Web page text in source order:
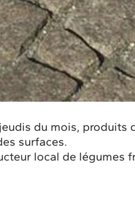
du mois,
surfaces.
local de légumes